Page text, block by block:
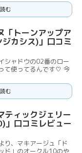
む
トーンアップア
カシス)」口コミ
シャドウの02番のロー
て使ってるんです♡ 今
む
ティックジェリー
」口コミレビュー
り、マキアージュ「ド
ド」のオークル10のや